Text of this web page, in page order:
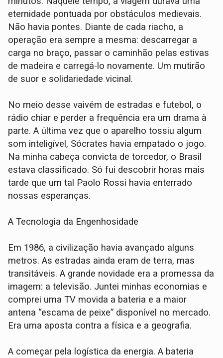
eternidade pontuada por obstáculos medievais.
Não havia pontes. Diante de cada riacho, a
operação era sempre a mesma: descarregar a
carga no braço, passar o caminhão pelas estivas
de madeira e carregá-lo novamente. Um mutirão
de suor e solidariedade vicinal.
No meio desse vaivém de estradas e futebol, o
rádio chiar e perder a frequência era um drama à
parte. A última vez que o aparelho tossiu algum
som inteligível, Sócrates havia empatado o jogo.
Na minha cabeça convicta de torcedor, o Brasil
estava classificado. Só fui descobrir horas mais
tarde que um tal Paolo Rossi havia enterrado
nossas esperanças.
A Tecnologia da Engenhosidade
Em 1986, a civilização havia avançado alguns
metros. As estradas ainda eram de terra, mas
transitáveis. A grande novidade era a promessa da
imagem: a televisão. Juntei minhas economias e
comprei uma TV movida a bateria e a maior
antena “escama de peixe” disponível no mercado.
Era uma aposta contra a física e a geografia.
A começar pela logística da energia. A bateria